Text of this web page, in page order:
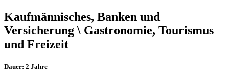
Kaufmännisches, Banken und
Versicherung \ Gastronomie, Tourismus
und Freizeit
Dauer: 2 Jahre